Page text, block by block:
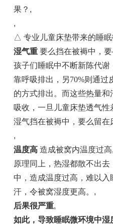
果？ ,
,
△ 专业儿童床垫带来的睡
湿气重要么挡在被褥中，
孩子们睡眠中不断新陈代谢
靠呼吸排出，另70%则通过
的方式排出。而这些热量
吸收，一旦儿童床垫透气
湿气挡在被褥中，要么留在
,
温度高造成被窝内温度过高,
原理同上，热湿都散不出
中，造成温度过高，难以
汗，令被窝湿度更高。 ,
后果很严重,
如此，导致睡眠微环境中湿